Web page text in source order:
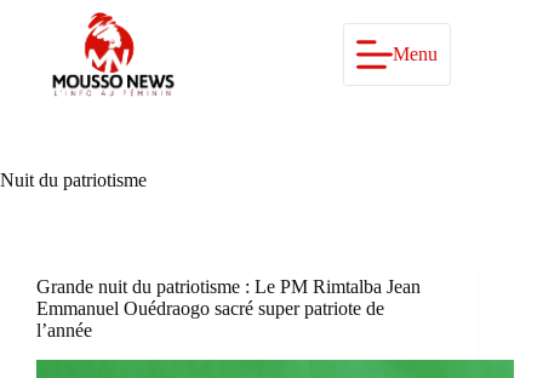
Menu
Nuit du patriotisme
Grande nuit du patriotisme : Le PM Rimtalba Jean
Emmanuel Ouédraogo sacré super patriote de
l’année